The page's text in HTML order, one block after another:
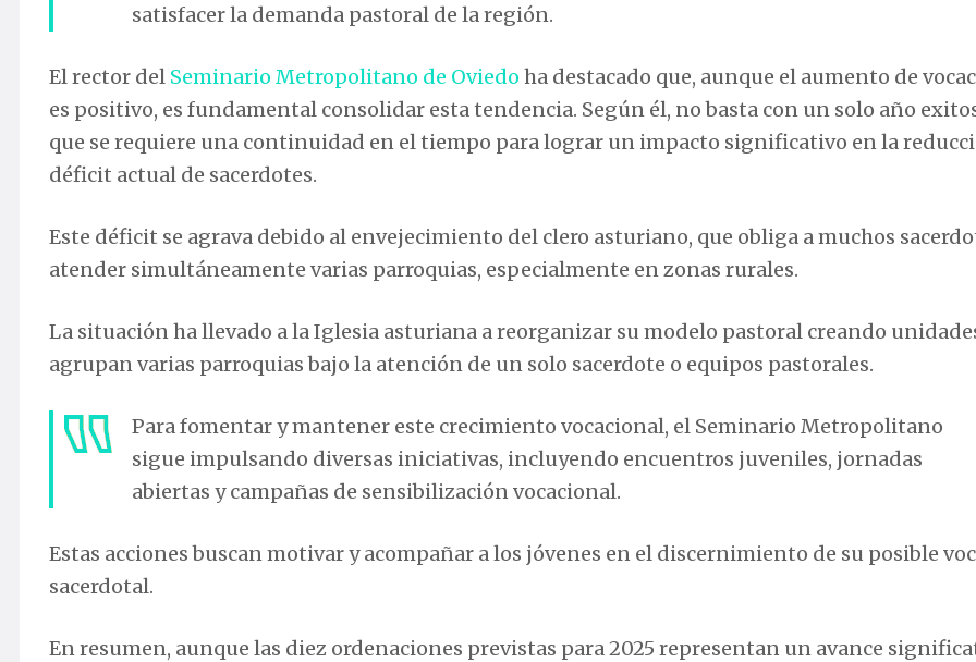
satisfacer la demanda pastoral de la región.
El rector del Seminario Metropolitano de Oviedo ha destacado que, aunque el aumento de
es positivo, es fundamental consolidar esta tendencia. Según él, no basta con un solo año
que se requiere una continuidad en el tiempo para lograr un impacto significativo en la
déficit actual de sacerdotes.
Este déficit se agrava debido al envejecimiento del clero asturiano, que obliga a muchos
atender simultáneamente varias parroquias, especialmente en zonas rurales.
La situación ha llevado a la Iglesia asturiana a reorganizar su modelo pastoral creando
agrupan varias parroquias bajo la atención de un solo sacerdote o equipos pastorales.
Para fomentar y mantener este crecimiento vocacional, el Seminario Metropolitano
sigue impulsando diversas iniciativas, incluyendo encuentros juveniles, jornadas
abiertas y campañas de sensibilización vocacional.
Estas acciones buscan motivar y acompañar a los jóvenes en el discernimiento de su posible
sacerdotal.
En resumen, aunque las diez ordenaciones previstas para 2025 representan un avance